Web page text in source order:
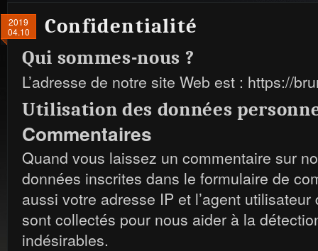
2019
04.10
Confidentialité
Qui sommes-nous ?
L’adresse de notre site Web est : https://
Utilisation des données
Commentaires
Quand vous laissez un commentaire sur
données inscrites dans le formulaire de
aussi votre adresse IP et l’agent
sont collectés pour nous aider à la
indésirables.